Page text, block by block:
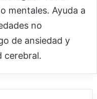
mentales. Ayuda a
no
de ansiedad y
cerebral.